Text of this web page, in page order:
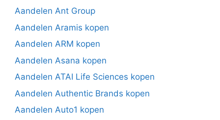
Aandelen Ant Group
Aandelen Aramis kopen
Aandelen ARM kopen
Aandelen Asana kopen
Aandelen ATAI Life Sciences kopen
Aandelen Authentic Brands kopen
Aandelen Auto1 kopen